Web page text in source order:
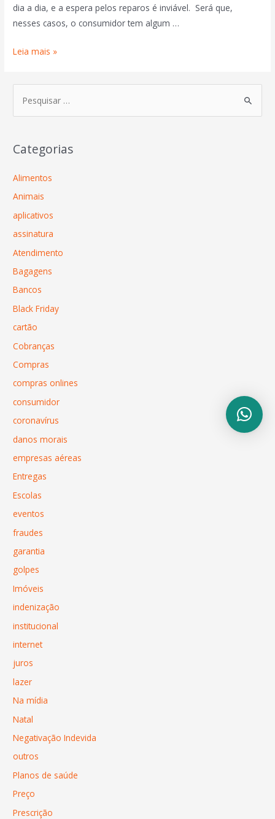
dia a dia, e a espera pelos reparos é inviável. Será que,
nesses casos, o consumidor tem algum …
Leia mais »
Categorias
Alimentos
Animais
aplicativos
assinatura
Atendimento
Bagagens
Bancos
Black Friday
cartão
Cobranças
Compras
compras onlines
consumidor
coronavírus
danos morais
empresas aéreas
Entregas
Escolas
eventos
fraudes
garantia
golpes
Imóveis
indenização
institucional
internet
juros
lazer
Na mídia
Natal
Negativação Indevida
outros
Planos de saúde
Preço
Prescrição